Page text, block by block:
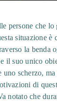
persone che lo
situazione è
la benda
il suo unico
uno scherzo,
di
notato che